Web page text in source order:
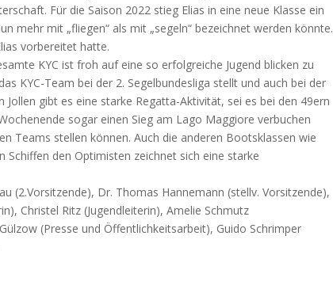
Für die Saison 2022 stieg Elias in eine neue Klasse ein
mehr mit „fliegen“ als mit „segeln“ bezeichnet werden könnte.
vorbereitet hatte.
KYC ist froh auf eine so erfolgreiche Jugend blicken zu
KYC-Team bei der 2. Segelbundesliga stellt und auch bei der
gibt es eine starke Regatta-Aktivität, sei es bei den 49ern
sogar einen Sieg am Lago Maggiore verbuchen
Teams stellen können. Auch die anderen Bootsklassen wie
Schiffen den Optimisten zeichnet sich eine starke
(2.Vorsitzende), Dr. Thomas Hannemann (stellv. Vorsitzende),
Christel Ritz (Jugendleiterin), Amelie Schmutz
(Presse und Öffentlichkeitsarbeit), Guido Schrimper